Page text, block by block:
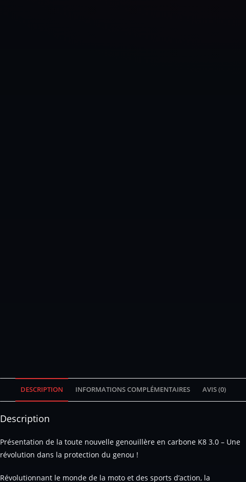
DESCRIPTION INFORMATIONS COMPLÉMENTAIRES AVIS (0)
Description
Présentation de la toute nouvelle genouillère en carbone K8 3.0 – Une
révolution dans la protection du genou !
Révolutionnant le monde de la moto et des sports d’action, la